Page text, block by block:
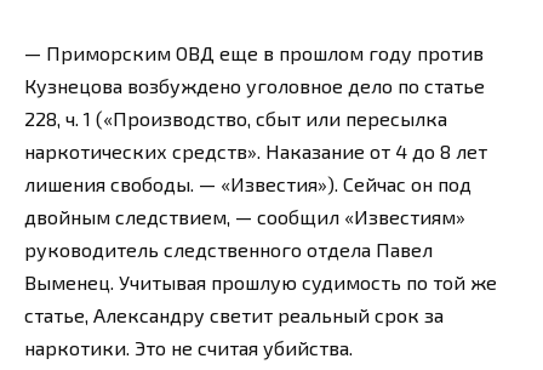
— Приморским ОВД еще в прошлом году против
Кузнецова возбуждено уголовное дело по статье
228, ч. 1 («Производство, сбыт или пересылка
наркотических средств». Наказание от 4 до 8 лет
лишения свободы. — «Известия»). Сейчас он под
двойным следствием, — сообщил «Известиям»
руководитель следственного отдела Павел
Выменец. Учитывая прошлую судимость по той же
статье, Александру светит реальный срок за
наркотики. Это не считая убийства.